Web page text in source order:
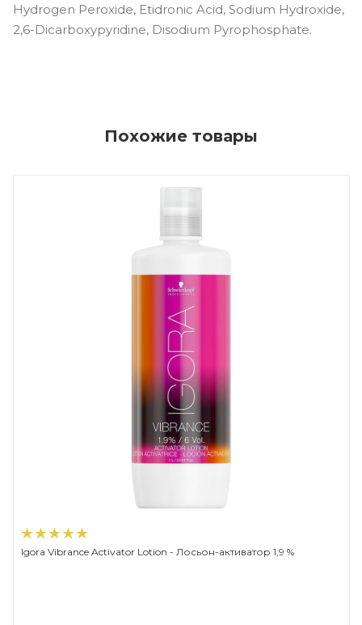
Hydrogen Peroxide, Etidronic Acid, Sodium Hydroxide,
2,6-Dicarboxypyridine, Disodium Pyrophosphate.
Похожие товары
Igora Vibrance Activator Lotion - Лосьон-активатор 1,9 %